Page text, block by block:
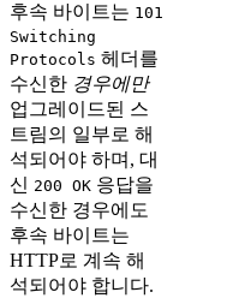
후속 바이트는 101
Switching
Protocols 헤더를
수신한 경우에만
업그레이드된 스
트림의 일부로 해
석되어야 하며, 대
신 200 OK 응답을
수신한 경우에도
후속 바이트는
HTTP로 계속 해
석되어야 합니다.